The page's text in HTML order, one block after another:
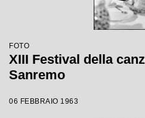
FOTO
XIII Festival della
Sanremo
06 FEBBRAIO 1963